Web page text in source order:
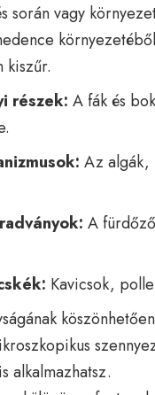
során vagy
kiszűr.
részek: A fák és
Az algák,
A
Kavicsok,
alkalmazhatsz.